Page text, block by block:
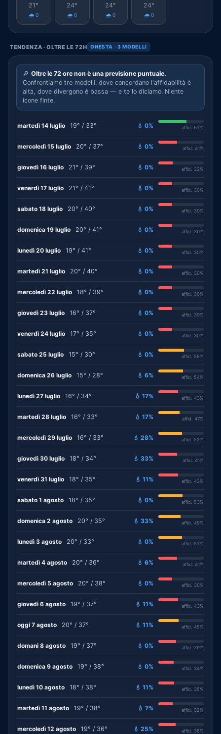
21°
🌧️ 0
24°
🌧️ 0
24°
🌧️ 0
24°
🌧️ 0
TENDENZA · OLTRE LE 72H ONESTA · 3 MODELLI
🔎 Oltre le 72 ore non è una previsione puntuale.
Confrontiamo tre modelli: dove concordano l'affidabilità è
alta, dove divergono è bassa — e te lo diciamo. Niente
icone finte.
martedì 14 luglio 19° / 33° 💧 0% affid. 62%
mercoledì 15 luglio 20° / 37° 💧 0% affid. 41%
giovedì 16 luglio 21° / 39° 💧 0% affid. 32%
venerdì 17 luglio 21° / 41° 💧 0% affid. 30%
sabato 18 luglio 20° / 40° 💧 0% affid. 30%
domenica 19 luglio 20° / 41° 💧 0% affid. 30%
lunedì 20 luglio 19° / 41° 💧 0% affid. 30%
martedì 21 luglio 20° / 40° 💧 0% affid. 30%
mercoledì 22 luglio 18° / 39° 💧 0% affid. 30%
giovedì 23 luglio 16° / 37° 💧 0% affid. 30%
venerdì 24 luglio 17° / 35° 💧 0% affid. 30%
sabato 25 luglio 15° / 30° 💧 0% affid. 56%
domenica 26 luglio 15° / 28° 💧 6% affid. 54%
lunedì 27 luglio 16° / 34° 💧 17% affid. 43%
martedì 28 luglio 16° / 33° 💧 17% affid. 47%
mercoledì 29 luglio 16° / 33° 💧 28% affid. 52%
giovedì 30 luglio 18° / 34° 💧 33% affid. 41%
venerdì 31 luglio 18° / 35° 💧 11% affid. 43%
sabato 1 agosto 18° / 35° 💧 0% affid. 53%
domenica 2 agosto 20° / 35° 💧 33% affid. 49%
lunedì 3 agosto 20° / 33° 💧 0% affid. 52%
martedì 4 agosto 20° / 36° 💧 6% affid. 41%
mercoledì 5 agosto 20° / 38° 💧 0% affid. 30%
giovedì 6 agosto 19° / 37° 💧 11% affid. 43%
oggi 7 agosto 20° / 37° 💧 11% affid. 45%
domani 8 agosto 19° / 37° 💧 0% affid. 39%
domenica 9 agosto 19° / 38° 💧 0% affid. 34%
lunedì 10 agosto 18° / 38° 💧 11% affid. 35%
martedì 11 agosto 19° / 38° 💧 7% affid. 32%
mercoledì 12 agosto 19° / 36° 💧 25% affid. 38%